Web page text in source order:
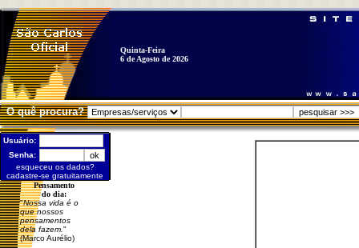
Quinta-Feira
6 de Agosto de 2026
O quê procura?
Usuário:
Senha:
esqueceu os dados?
cadastre-se gratuitamente
Pensamento
do dia:
"Nossa vida é o
que nossos
pensamentos
dela fazem. "
(Marco Aurélio)